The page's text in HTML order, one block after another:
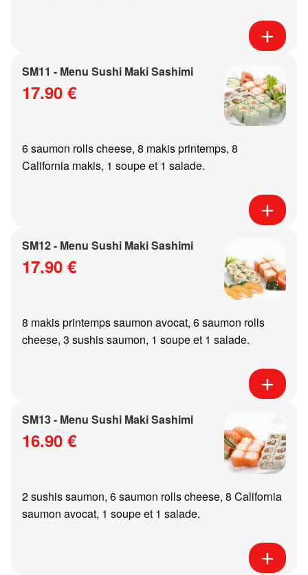
SM11 - Menu Sushi Maki Sashimi
17.90 €
6 saumon rolls cheese, 8 makis printemps, 8
California makis, 1 soupe et 1 salade.
SM12 - Menu Sushi Maki Sashimi
17.90 €
8 makis printemps saumon avocat, 6 saumon rolls
cheese, 3 sushis saumon, 1 soupe et 1 salade.
SM13 - Menu Sushi Maki Sashimi
16.90 €
2 sushis saumon, 6 saumon rolls cheese, 8 California
saumon avocat, 1 soupe et 1 salade.